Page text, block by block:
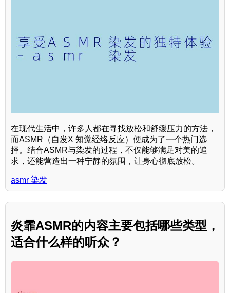
在现代生活中，许多人都在寻找放松和舒缓压力的方法，
而ASMR（自发X 知觉经络反应）便成为了一个热门选
择。结合ASMR与染发的过程，不仅能够满足对美的追
求，还能营造出一种宁静的氛围，让身心彻底放松。
asmr 染发
炎霏ASMR的内容主要包括哪些类型，
适合什么样的听众？